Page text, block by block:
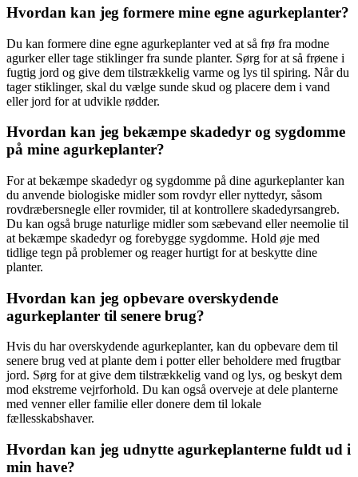
Hvordan kan jeg formere mine egne agurkeplanter?
Du kan formere dine egne agurkeplanter ved at så frø fra modne
agurker eller tage stiklinger fra sunde planter. Sørg for at så frøene i
fugtig jord og give dem tilstrækkelig varme og lys til spiring. Når du
tager stiklinger, skal du vælge sunde skud og placere dem i vand
eller jord for at udvikle rødder.
Hvordan kan jeg bekæmpe skadedyr og sygdomme
på mine agurkeplanter?
For at bekæmpe skadedyr og sygdomme på dine agurkeplanter kan
du anvende biologiske midler som rovdyr eller nyttedyr, såsom
rovdræbersnegle eller rovmider, til at kontrollere skadedyrsangreb.
Du kan også bruge naturlige midler som sæbevand eller neemolie til
at bekæmpe skadedyr og forebygge sygdomme. Hold øje med
tidlige tegn på problemer og reager hurtigt for at beskytte dine
planter.
Hvordan kan jeg opbevare overskydende
agurkeplanter til senere brug?
Hvis du har overskydende agurkeplanter, kan du opbevare dem til
senere brug ved at plante dem i potter eller beholdere med frugtbar
jord. Sørg for at give dem tilstrækkelig vand og lys, og beskyt dem
mod ekstreme vejrforhold. Du kan også overveje at dele planterne
med venner eller familie eller donere dem til lokale
fællesskabshaver.
Hvordan kan jeg udnytte agurkeplanterne fuldt ud i
min have?